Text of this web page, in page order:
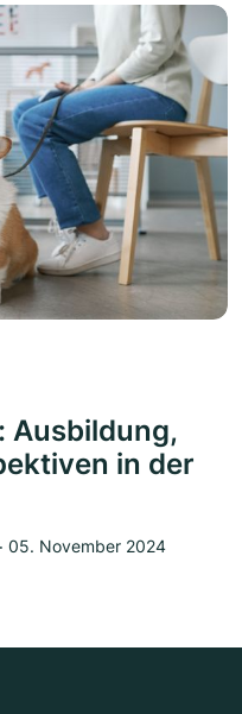
Ausbildung,
in der
‧ 05. November 2024